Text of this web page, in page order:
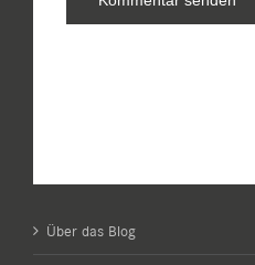
Über das Blog